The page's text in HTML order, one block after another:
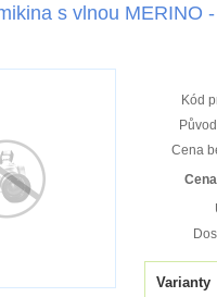
s vlnou MERINO
Kód
Cena
Varianty